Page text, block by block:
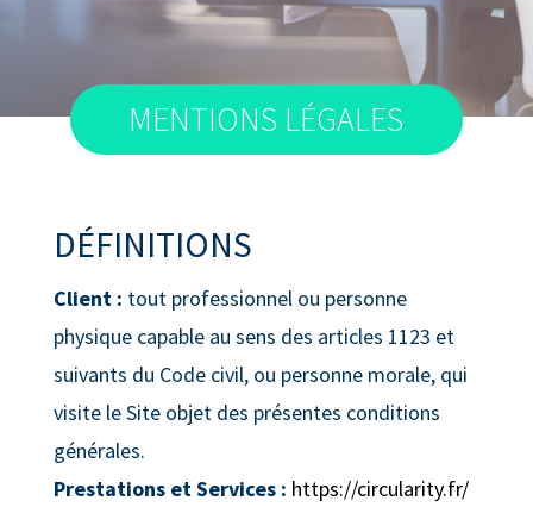
MENTIONS LÉGALES
DÉFINITIONS
Client : tout professionnel ou personne
physique capable au sens des articles 1123 et
suivants du Code civil, ou personne morale, qui
visite le Site objet des présentes conditions
générales.
Prestations et Services : https://circularity.fr/